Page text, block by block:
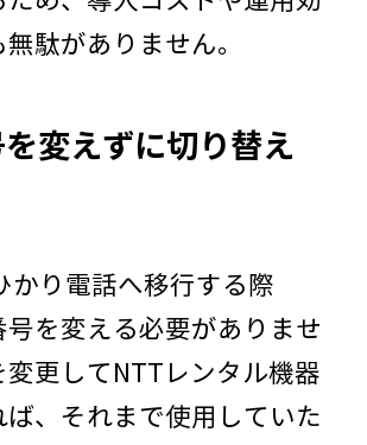
駄がありません。
変えずに切り替え
かり電話へ移行する際
号を変える必要がありませ
変更してNTTレンタル機器
ば、それまで使用していた